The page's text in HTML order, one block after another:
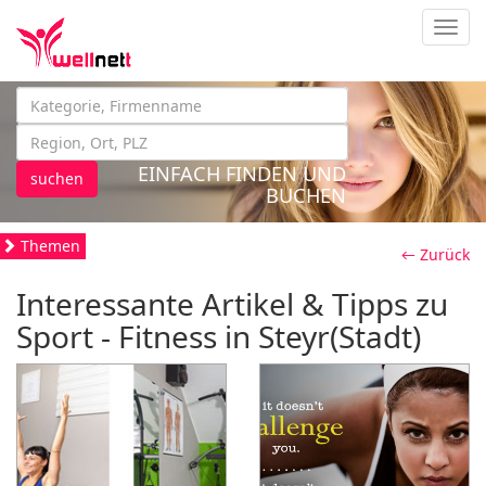
suchen
EINFACH FINDEN UND
BUCHEN
Themen ← Zurück
Interessante Artikel & Tipps zu
Sport - Fitness in Steyr(Stadt)